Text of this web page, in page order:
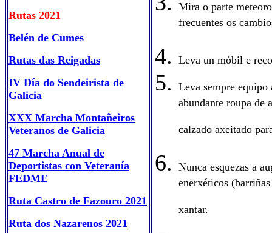
Rutas 2021
Belén de Cumes
Rutas das Reigadas
IV Día do Sendeirista de
Galicia
XXX Marcha Montañeiros
Veteranos de Galicia
47 Marcha Anual de
Deportistas con Veteranía
FEDME
Ruta Castro de Fazouro 2021
Ruta dos Nazarenos 2021
Mira o parte
frecuentes os
Leva un móbil e
Leva sempre
abundante roupa
calzado axeitado
Nunca esquezas a
enerxéticos
xantar.